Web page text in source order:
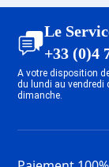
Le
+33 (0)4
A votre disposition
du lundi au vendredi
dimanche.